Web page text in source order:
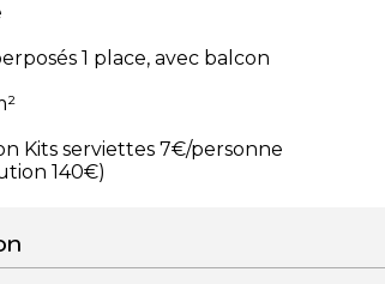
1 place, avec balcon
Kits serviettes 7€/personne
140€)